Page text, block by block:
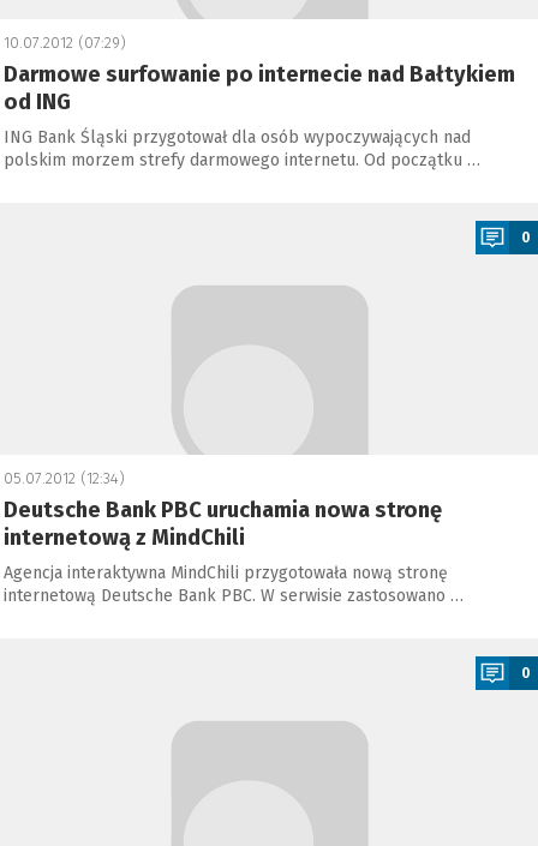
10.07.2012 (07:29)
Darmowe surfowanie po internecie nad Bałtykiem
od ING
ING Bank Śląski przygotował dla osób wypoczywających nad
polskim morzem strefy darmowego internetu. Od początku …
0
05.07.2012 (12:34)
Deutsche Bank PBC uruchamia nowa stronę
internetową z MindChili
Agencja interaktywna MindChili przygotowała nową stronę
internetową Deutsche Bank PBC. W serwisie zastosowano …
0